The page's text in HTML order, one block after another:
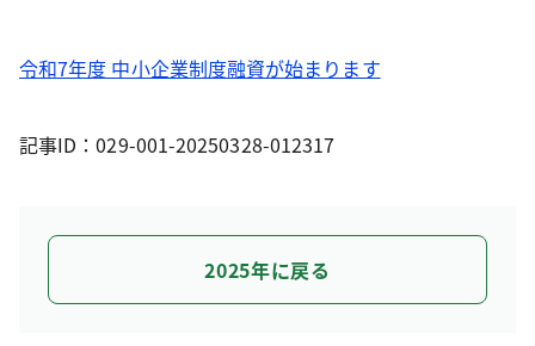
令和7年度 中小企業制度融資が始まります
記事ID：029-001-20250328-012317
2025年に戻る